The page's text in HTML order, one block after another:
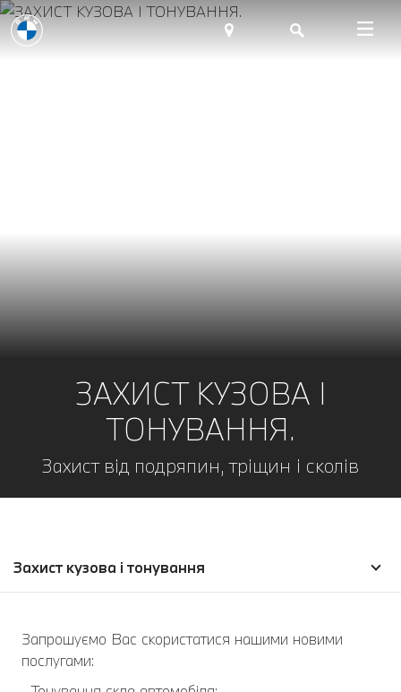
ЗАХИСТ КУЗОВА І
ТОНУВАННЯ.
Захист від подряпин, тріщин і сколів
Захист кузова і тонування
Запрошуємо Вас скористатися нашими новими
послугами: